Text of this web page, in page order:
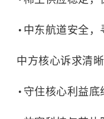
中东航道安全，
中方核心诉求清晰
守住核心利益底